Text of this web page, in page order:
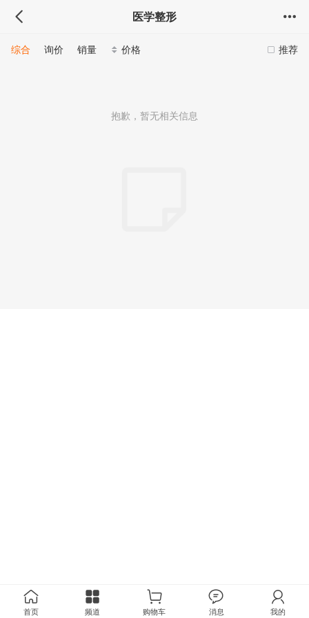
医学整形
推荐
综合 询价 销量 价格
抱歉，暂无相关信息
首页 频道 购物车 消息 我的